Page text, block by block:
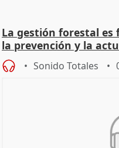
La gestión forestal
la prevención y la
Sonido Totales